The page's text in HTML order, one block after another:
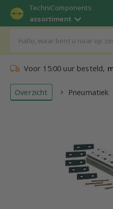
TechniComponents
assortiment
Voor 15:00 uur besteld,
Overzicht Pneumatiek